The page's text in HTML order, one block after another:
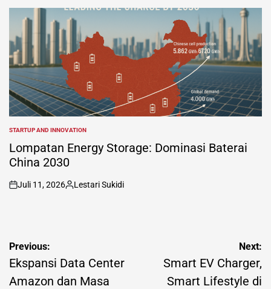
by
POSTED
IN
STARTUP AND INNOVATION
Lompatan Energy Storage: Dominasi Baterai
China 2030
on
Juli 11, 2026
Posted
Lestari Sukidi
Navigasi
pos
Previous:
Ekspansi Data Center
Amazon dan Masa
Next:
Smart EV Charger,
Smart Lifestyle di